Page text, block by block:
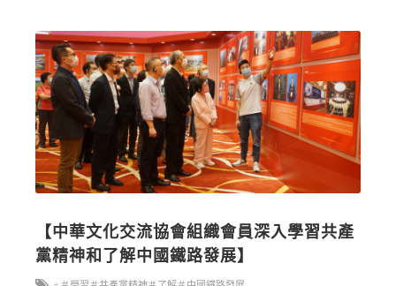
【中華文化交流協會組織會員深入學習共產
黨精神和了解中國鐵路發展】